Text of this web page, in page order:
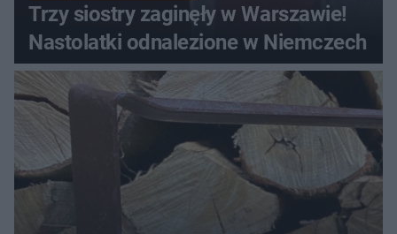
Trzy siostry zaginęły w Warszawie!
Nastolatki odnalezione w Niemczech